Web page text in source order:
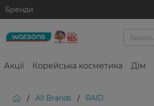
Бренди
Акції Корейська косметика Дім
/ All Brands / RAID